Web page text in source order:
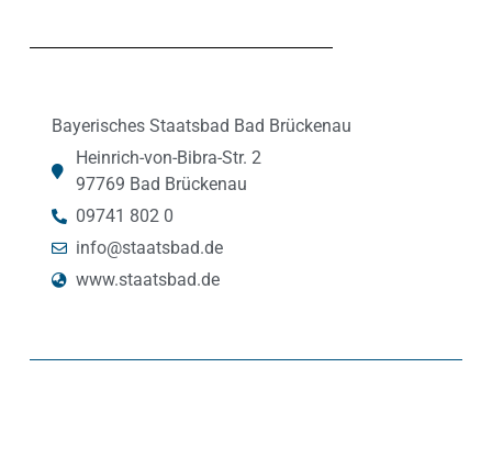
Bayerisches Staatsbad Bad Brückenau
Heinrich-von-Bibra-Str. 2
97769 Bad Brückenau
09741 802 0
info@staatsbad.de
www.staatsbad.de